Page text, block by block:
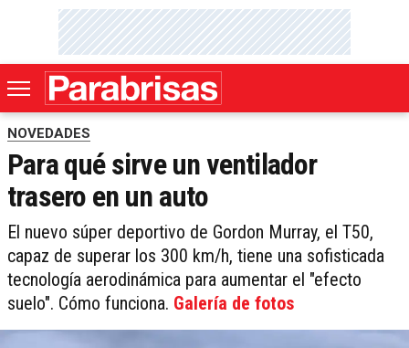
NOVEDADES
Para qué sirve un ventilador
trasero en un auto
El nuevo súper deportivo de Gordon Murray, el T50,
capaz de superar los 300 km/h, tiene una sofisticada
tecnología aerodinámica para aumentar el "efecto
suelo". Cómo funciona. Galería de fotos